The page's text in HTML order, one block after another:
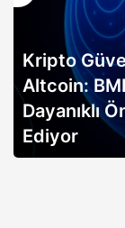
Kripto
Altcoin:
Dayanıklı
Ediyor